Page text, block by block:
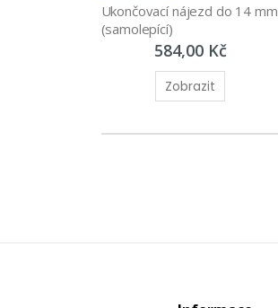
Ukončovací nájezd do 14 mm
(samolepící)
584,00 Kč
Zobrazit